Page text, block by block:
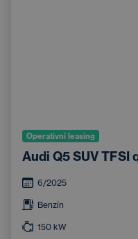
Operativní leasing
Audi Q5 SUV TFSI
6/2025
Benzín
150 kW